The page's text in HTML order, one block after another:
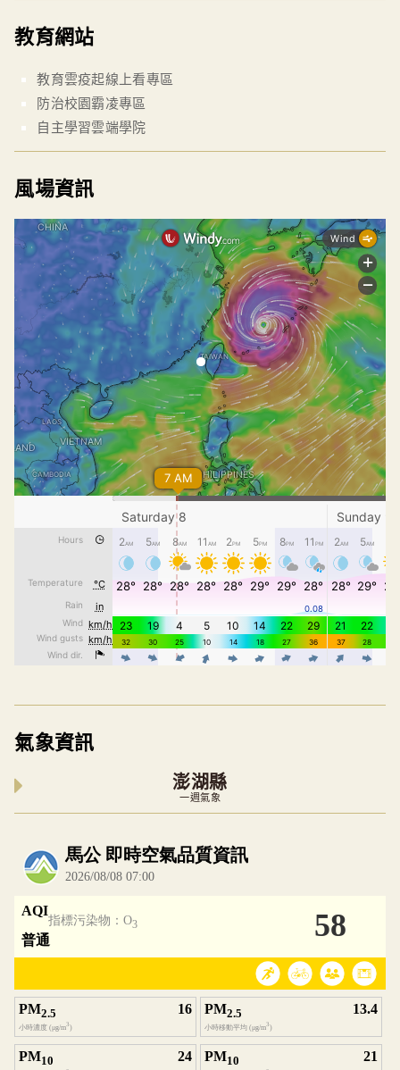
教育網站
教育雲疫起線上看專區
防治校園霸凌專區
自主學習雲端學院
風場資訊
氣象資訊
澎湖縣
一週氣象
內嵌空氣品質小工具為視覺預覽，完整即時空